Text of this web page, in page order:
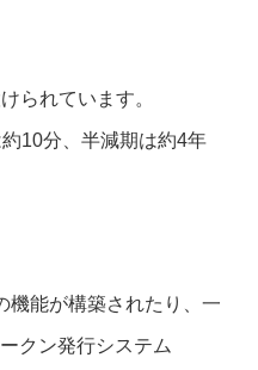
られています。
10分、半減期は約4年
機能が構築されたり、一
クン発行システム